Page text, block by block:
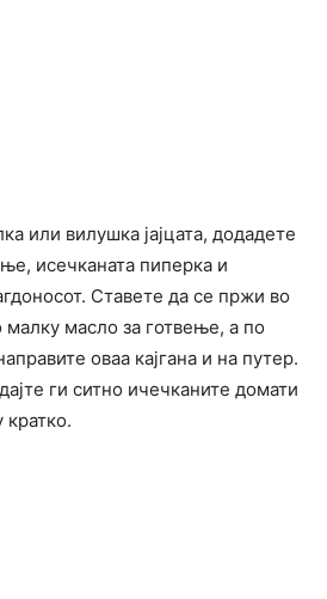
или вилушка јајцата, додадете
исечканата пиперка и
Ставете да се пржи во
масло за готвење, а по
оваа кајгана и на путер.
ги ситно ичечканите домати